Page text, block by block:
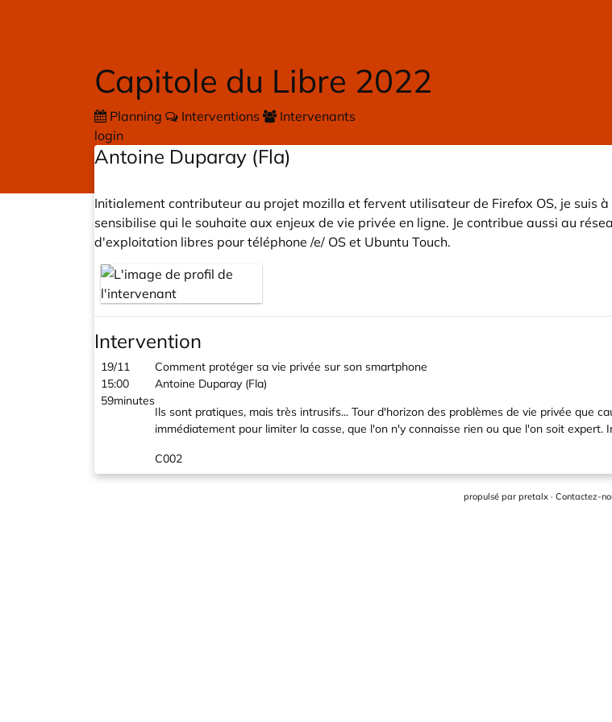
Capitole du Libre 2022
Planning Interventions
Intervenants
login
Antoine Duparay (Fla)
Initialement contributeur au projet mozilla et fervent utilisateur de Firefox OS, je suis
sensibilise qui le souhaite aux enjeux de vie privée en ligne. Je contribue aussi au
d'exploitation libres pour téléphone /e/ OS et Ubuntu Touch.
Intervention
19/11
15:00
59minutes
Comment protéger sa vie privée sur son smartphone
Antoine Duparay (Fla)
Ils sont pratiques, mais très intrusifs... Tour d'horizon des problèmes de vie privée que
immédiatement pour limiter la casse, que l'on n'y connaisse rien ou que l'on soit expert.
C002
propulsé par pretalx · Contactez-